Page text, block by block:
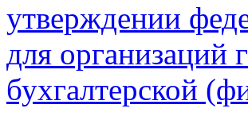
утверждении
для организаций
бухгалтерской